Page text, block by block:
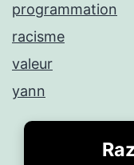
programmation
racisme
valeur
yann